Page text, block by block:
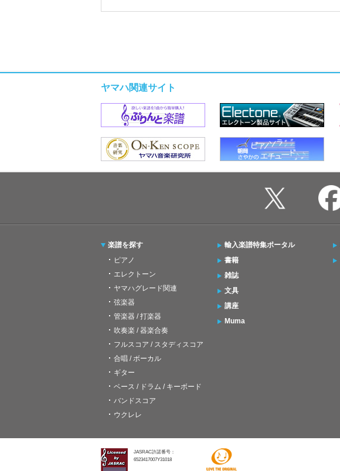
ヤマハ関連サイト
楽譜を探す
ピアノ
エレクトーン
ヤマハグレード関連
弦楽器
管楽器 / 打楽器
吹奏楽 / 器楽合奏
フルスコア / スタディスコア
合唱 / ボーカル
ギター
ベース / ドラム / キーボード
バンドスコア
ウクレレ
輸入楽譜特集ポータル
書籍
雑誌
文具
講座
Muma
JASRAC許諾番号：
6523417007Y31018